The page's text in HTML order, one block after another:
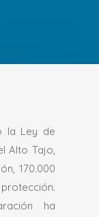
la Ley de
Alto Tajo,
170.000
ha